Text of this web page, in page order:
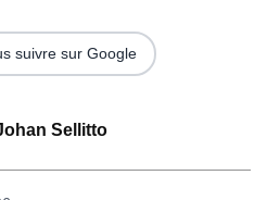
Sellitto
suivre sur Google